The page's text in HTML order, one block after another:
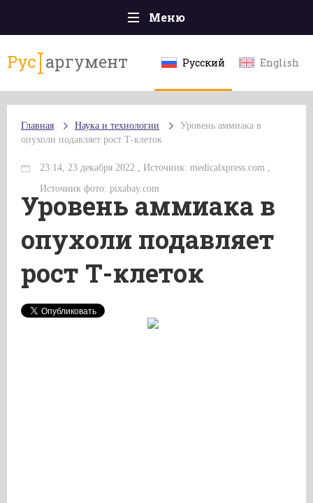
Меню
Политика
Общество
Спорт
Наука и технологии
Культура
Эксклюзивы
Рус аргумент Русский English
Главная Наука и технологии
Уровень аммиака в
опухоли подавляет рост Т-клеток
23:14, 23 декабря 2022 , Источник: medicalxpress.com ,
Источник фото: pixabay.com
Уровень аммиака в
опухоли подавляет
рост Т-клеток